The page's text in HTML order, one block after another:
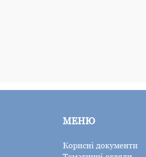
МЕНЮ
Корисні документи